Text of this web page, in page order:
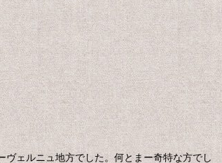
ェルニュ地方でした。何とまー奇特な方でし